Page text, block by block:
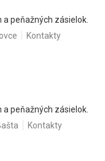
peňažných zásielok.
Kontakty
peňažných zásielok.
Kontakty